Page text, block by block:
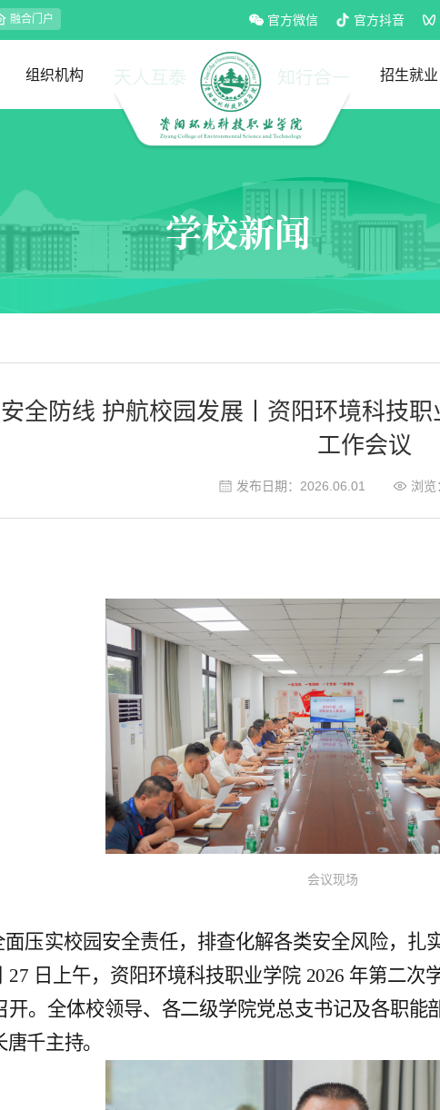
融合门户 官方微信 官方抖音
组织机构 招生就业
学校新闻
全防线 护航校园发展丨资阳环境科技
工作会议
发布日期：2026.06.01 浏览
会议现场
面压实校园安全责任，排查化解各类安全风险，扎
27 日上午，资阳环境科技职业学院 2026 年第二次
开。全体校领导、各二级学院党总支书记及各职能
千主持。